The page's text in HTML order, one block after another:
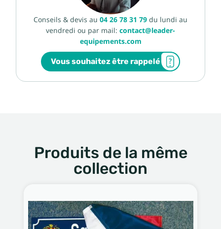
Conseils & devis au 04 26 78 31 79 du lundi au
vendredi ou par mail: contact@leader-
equipements.com
Vous souhaitez être rappelé
Produits de la même
collection